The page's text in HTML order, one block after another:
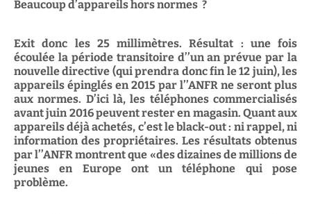
Beaucoup d’appareils hors normes ?
Exit donc les 25 millimètres. Résultat : une fois
écoulée la période transitoire d’’un an prévue par la
nouvelle directive (qui prendra donc fin le 12 juin), les
appareils épinglés en 2015 par l’’ANFR ne seront plus
aux normes. D’ici là, les téléphones commercialisés
avant juin 2016 peuvent rester en magasin. Quant aux
appareils déjà achetés, c’est le black-out : ni rappel, ni
information des propriétaires. Les résultats obtenus
par l’’ANFR montrent que «des dizaines de millions de
jeunes en Europe ont un téléphone qui pose
problème.